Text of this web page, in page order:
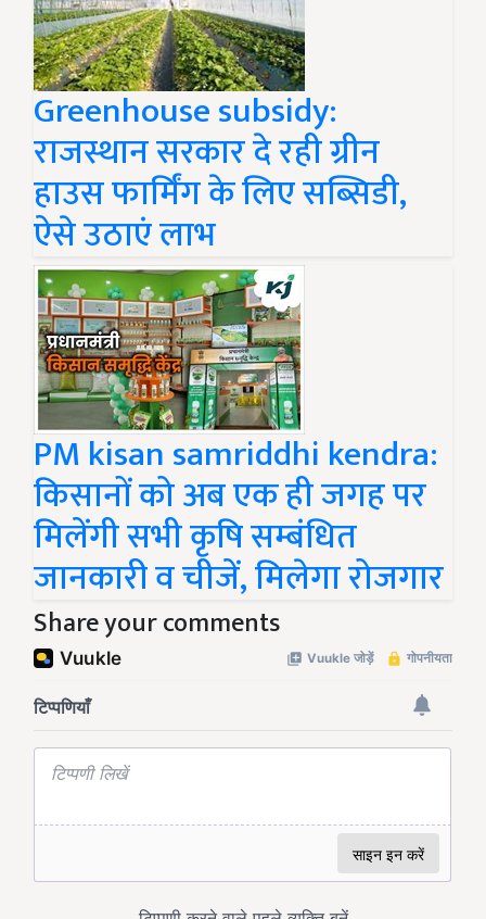
Greenhouse subsidy:
राजस्थान सरकार दे रही ग्रीन
हाउस फार्मिंग के लिए सब्सिडी,
ऐसे उठाएं लाभ
PM kisan samriddhi kendra:
किसानों को अब एक ही जगह पर
मिलेंगी सभी कृषि सम्बंधित
जानकारी व चीजें, मिलेगा रोजगार
Share your comments